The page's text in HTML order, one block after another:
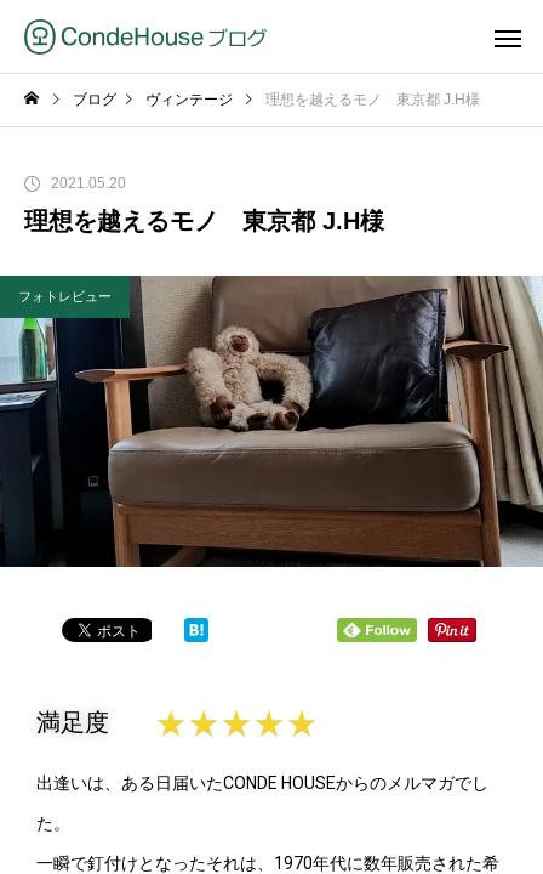
ブログ ヴィンテージ 理想を越えるモノ 東京都 J.H様
2021.05.20
理想を越えるモノ 東京都 J.H様
フォトレビュー
満足度 ★★★★★
出逢いは、ある日届いたCONDE HOUSEからのメルマガでし
た。
一瞬で釘付けとなったそれは、1970年代に数年販売された希